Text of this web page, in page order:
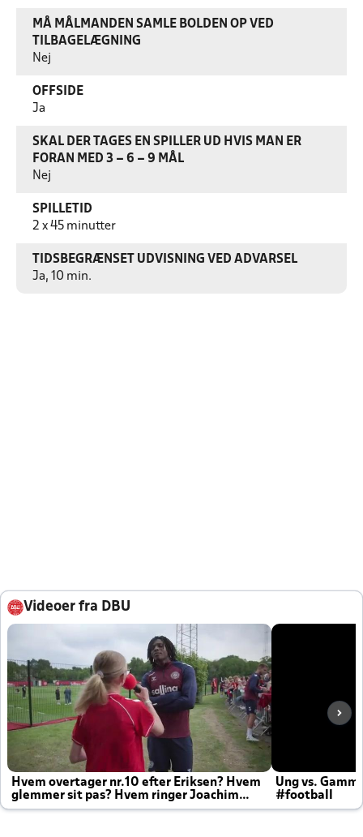
MÅ MÅLMANDEN SAMLE BOLDEN OP VED
TILBAGELÆGNING
Nej
OFFSIDE
Ja
SKAL DER TAGES EN SPILLER UD HVIS MAN ER
FORAN MED 3 – 6 – 9 MÅL
Nej
SPILLETID
2 x 45 minutter
TIDSBEGRÆNSET UDVISNING VED ADVARSEL
Ja, 10 min.
Videoer fra DBU
Hvem overtager nr.10 efter Eriksen? Hvem
glemmer sit pas? Hvem ringer Joachim
altid til efter kampe?
Ung vs.
#football